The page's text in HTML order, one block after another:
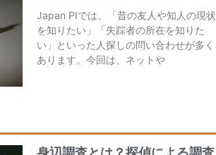
Japan PIでは、「昔の友人や知人の現状
を知りたい」「失踪者の所在を知りた
い」といった人探しの問い合わせが多く
あります。今回は、ネットや